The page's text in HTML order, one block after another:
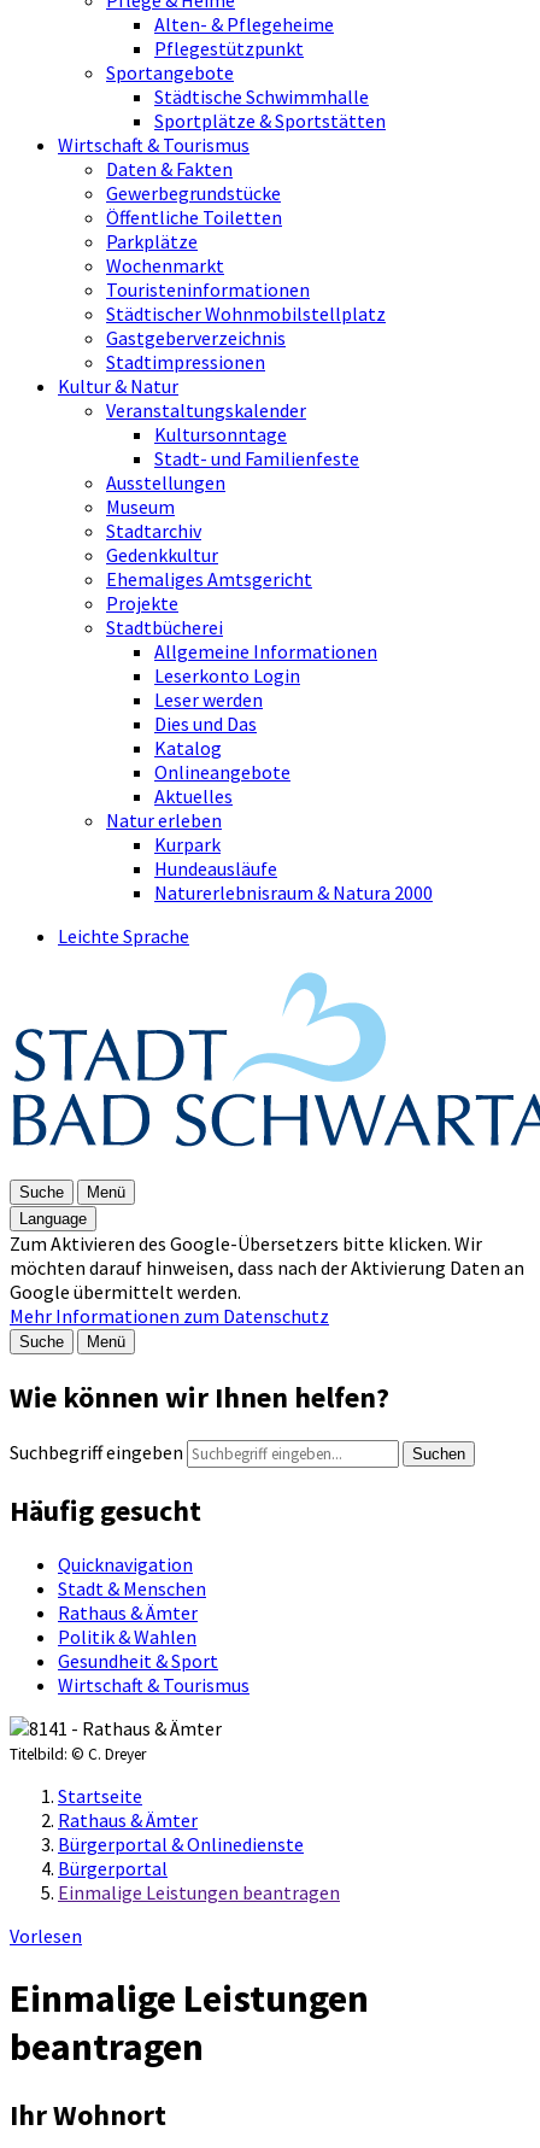
Alten- & Pflegeheime
Pflegestützpunkt
Sportangebote
Städtische Schwimmhalle
Sportplätze & Sportstätten
Wirtschaft & Tourismus
Daten & Fakten
Gewerbegrundstücke
Öffentliche Toiletten
Parkplätze
Wochenmarkt
Touristeninformationen
Städtischer Wohnmobilstellplatz
Gastgeberverzeichnis
Stadtimpressionen
Kultur & Natur
Veranstaltungskalender
Kultursonntage
Stadt- und Familienfeste
Ausstellungen
Museum
Stadtarchiv
Gedenkkultur
Ehemaliges Amtsgericht
Projekte
Stadtbücherei
Allgemeine Informationen
Leserkonto Login
Leser werden
Dies und Das
Katalog
Onlineangebote
Aktuelles
Natur erleben
Kurpark
Hundeausläufe
Naturerlebnisraum & Natura 2000
Leichte Sprache
Suche
Menü
Language
Zum Aktivieren des Google-Übersetzers bitte klicken. Wir
möchten darauf hinweisen, dass nach der Aktivierung Daten an
Google übermittelt werden.
Mehr Informationen zum Datenschutz
Suche Menü
Wie können wir Ihnen helfen?
Suchbegriff eingeben Suchen
Häufig gesucht
Quicknavigation
Stadt & Menschen
Rathaus & Ämter
Politik & Wahlen
Gesundheit & Sport
Wirtschaft & Tourismus
Titelbild: © C. Dreyer
Startseite
Rathaus & Ämter
Bürgerportal & Onlinedienste
Bürgerportal
Einmalige Leistungen beantragen
Vorlesen
Einmalige Leistungen
beantragen
Ihr Wohnort